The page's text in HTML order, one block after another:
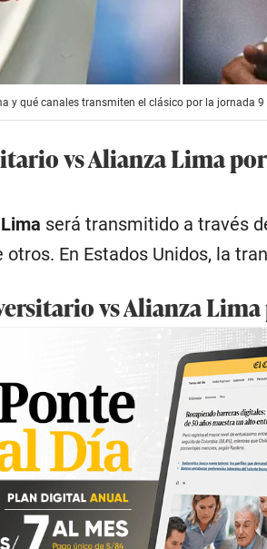
y qué canales transmiten el clásico por la jornada
vs Alianza Lima
será transmitido a través
otros. En Estados Unidos, la
vs Alianza